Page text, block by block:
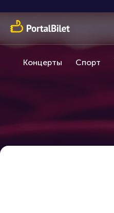
Концерты Спорт